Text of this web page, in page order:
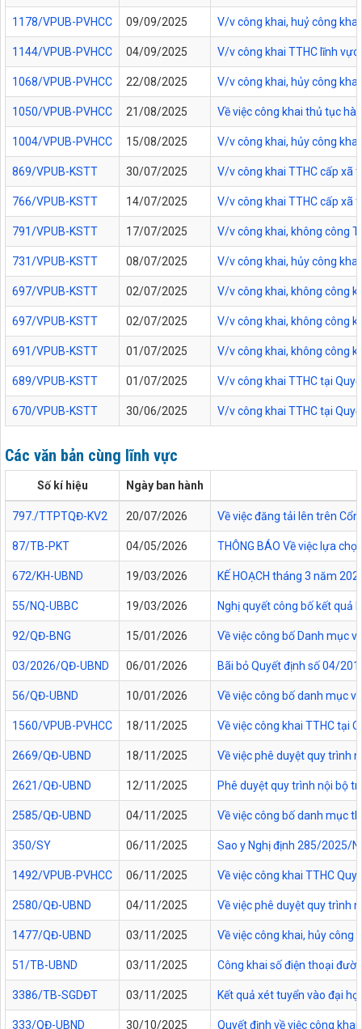
1178/VPUB-PVHCC 09/09/2025 V/v công khai, huỷ công
1144/VPUB-PVHCC 04/09/2025 V/v công khai TTHC lĩnh
1068/VPUB-PVHCC 22/08/2025 V/v công khai, hủy công
1050/VPUB-PVHCC 21/08/2025 Về việc công khai thủ tục
1004/VPUB-PVHCC 15/08/2025 V/v công khai, hủy công
869/VPUB-KSTT 30/07/2025 V/v công khai TTHC cấp xã
766/VPUB-KSTT 14/07/2025 V/v công khai TTHC cấp xã
791/VPUB-KSTT 17/07/2025 V/v công khai, không công
731/VPUB-KSTT 08/07/2025 V/v công khai, hủy công
697/VPUB-KSTT 02/07/2025 V/v công khai, không công
697/VPUB-KSTT 02/07/2025 V/v công khai, không công
691/VPUB-KSTT 01/07/2025 V/v công khai, không công
689/VPUB-KSTT 01/07/2025 V/v công khai TTHC tại
670/VPUB-KSTT 30/06/2025 V/v công khai TTHC tại
Các văn bản cùng lĩnh vực
Số kí hiệu Ngày ban hành
797./TTPTQĐ-KV2 20/07/2026 Về việc đăng tải lên trên
87/TB-PKT 04/05/2026 THÔNG BÁO Về việc lựa
672/KH-UBND 19/03/2026 KẾ HOẠCH tháng 3 năm
55/NQ-UBBC 19/03/2026 Nghị quyết công bố kết quả
92/QĐ-BNG 15/01/2026 Về việc công bố Danh mục
03/2026/QĐ-UBND 06/01/2026 Bãi bỏ Quyết định số 04/
56/QĐ-UBND 10/01/2026 Về việc công bố danh mục
1560/VPUB-PVHCC 18/11/2025 Về việc công khai TTHC tại
2669/QĐ-UBND 18/11/2025 Về việc phê duyệt quy trình
2621/QĐ-UBND 12/11/2025 Phê duyệt quy trình nội bộ
2585/QĐ-UBND 04/11/2025 Về việc công bố danh mục
350/SY 06/11/2025 Sao y Nghị định 285/2025/
1492/VPUB-PVHCC 06/11/2025 Về việc công khai TTHC
2580/QĐ-UBND 04/11/2025 Về việc phê duyệt quy trình
1477/QĐ-UBND 03/11/2025 Về việc công khai, hủy công
51/TB-UBND 03/11/2025 Công khai số điện thoại
3386/TB-SGDĐT 03/11/2025 Kết quả xét tuyển vào đại
333/QĐ-UBND 30/10/2025 Quyết định về việc công